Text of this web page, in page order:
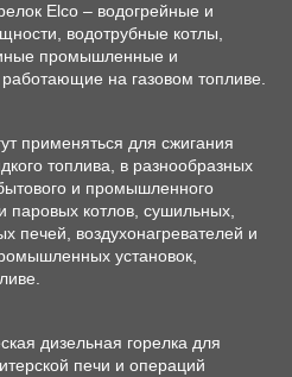
Elco – водогрейные и
водотрубные котлы,
промышленные и
на газовом топливе.
применяться для сжигания
топлива, в разнообразных
и промышленного
паровых котлов, сушильных,
печей, воздухонагревателей и
установок,
дизельная горелка для
печи и операций